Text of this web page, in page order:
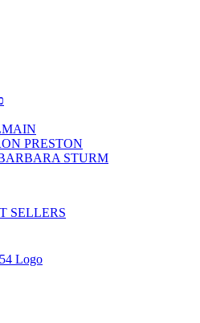
PRESTON
STURM
SELLERS